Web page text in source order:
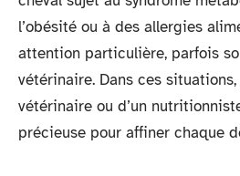
l’obésité ou à des allergies
attention particulière, parfois
vétérinaire. Dans ces situations,
vétérinaire ou d’un
précieuse pour affiner chaque